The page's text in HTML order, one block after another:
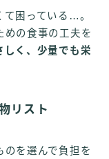
て困っている…。
めの食事の工夫を
しく、少量でも栄
リスト
のを選んで負担を